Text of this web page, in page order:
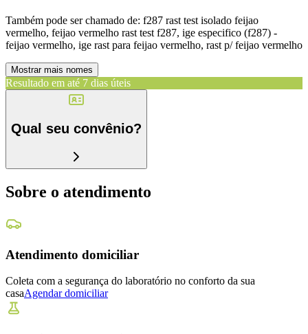
Também pode ser chamado de: f287 rast test isolado feijao
vermelho, feijao vermelho rast test f287, ige especifico (f287) -
feijao vermelho, ige rast para feijao vermelho, rast p/ feijao vermelho
Mostrar mais nomes
Resultado em até 7 dias úteis
Qual seu convênio?
Sobre o atendimento
Atendimento domiciliar
Coleta com a segurança do laboratório no conforto da sua
casaAgendar domiciliar